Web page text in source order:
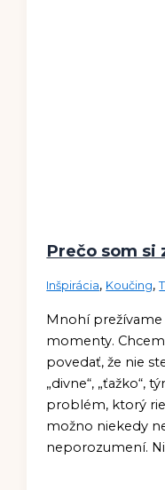
Prečo som si
Inšpirácia, Koučing,
Mnohí
momenty.
povedať, že nie
„divne“, „ťažko“,
problém, ktorý
možno niekedy
neporozumení.